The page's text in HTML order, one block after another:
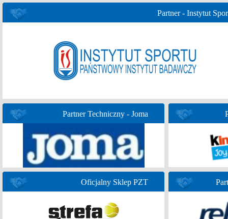
Partner - Instytut
Partner Techniczny - Joma
Oficjalny Sklep PZT